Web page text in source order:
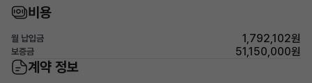
비용
월 납입금 1,792,102원
보증금 51,150,000원
계약 정보